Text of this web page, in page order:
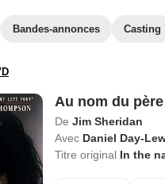
Bandes-annonces Casting
Au nom du père
De Jim Sheridan
Avec Daniel Day-
Titre original In the